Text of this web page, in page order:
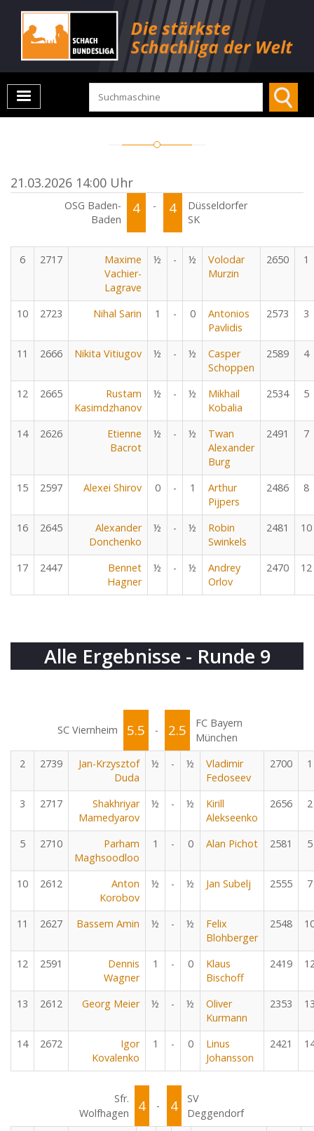
21.03.2026 14:00 Uhr
OSG Baden-
Baden
4 - 4
Düsseldorfer
SK
6 2717
Maxime
Vachier-
Lagrave
½ - ½
Volodar
Murzin
2650 1
10 2723 Nihal Sarin 1 - 0
Antonios
Pavlidis
2573 3
11 2666 Nikita Vitiugov ½ - ½
Casper
Schoppen
2589 4
12 2665
Rustam
Kasimdzhanov
½ - ½
Mikhail
Kobalia
2534 5
14 2626
Etienne
Bacrot
½ - ½
Twan
Alexander
Burg
2491 7
15 2597 Alexei Shirov 0 - 1
Arthur
Pijpers
2486 8
16 2645
Alexander
Donchenko
½ - ½
Robin
Swinkels
2481 10
17 2447
Bennet
Hagner
½ - ½
Andrey
Orlov
2470 12
Alle Ergebnisse - Runde 9
SC Viernheim 5.5 - 2.5
FC Bayern
München
2
2739
Jan-Krzysztof
Duda
½ - ½
Vladimir
Fedoseev
2700 1
3 2717
Shakhriyar
Mamedyarov
½ - ½
Kirill
Alekseenko
2656 2
5 2710
Parham
Maghsoodloo
1 - 0 Alan Pichot 2581 5
10 2612
Anton
Korobov
½ - ½ Jan Subelj 2555 7
11 2627 Bassem Amin ½ - ½
Felix
Blohberger
2548
12 2591
Dennis
Wagner
1 - 0
Klaus
Bischoff
2419
13 2612 Georg Meier ½ - ½
Oliver
Kurmann
2353
14 2672
Igor
Kovalenko
1 - 0
Linus
Johansson
2421
Sfr.
Wolfhagen
4 - 4
SV
Deggendorf